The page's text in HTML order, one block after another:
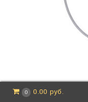
0 0.00 руб.